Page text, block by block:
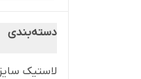
دسته‌بندی